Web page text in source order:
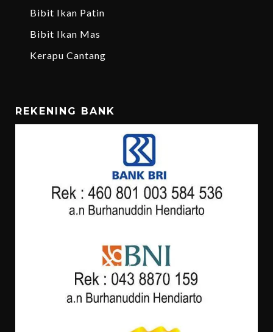
Bibit Ikan Patin
Bibit Ikan Mas
Kerapu Cantang
REKENING BANK